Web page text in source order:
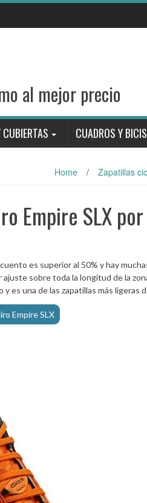
al mejor precio
CUADROS Y BICIS
Home / Zapatillas
Empire SLX
es superior al 50% y hay
sobre toda la longitud de la
es una de las zapatillas más ligeras
Empire SLX